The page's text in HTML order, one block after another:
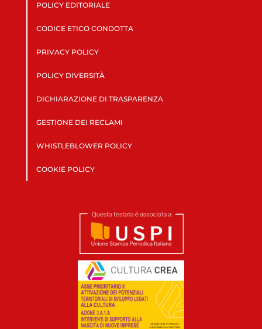
POLICY EDITORIALE
CODICE ETICO CONDOTTA
PRIVACY POLICY
POLICY DIVERSITÀ
DICHIARAZIONE DI TRASPARENZA
GESTIONE DEI RECLAMI
WHISTLEBLOWER POLICY
COOKIE POLICY